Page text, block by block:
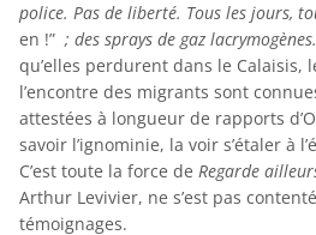
police. Pas de liberté. Tous les jours,
en !” ; des sprays de gaz
qu’elles perdurent dans le Calaisis,
l’encontre des migrants sont
attestées à longueur de rapports
savoir l’ignominie, la voir s’étaler à
C’est toute la force de Regarde
Arthur Levivier, ne s’est pas
témoignages.